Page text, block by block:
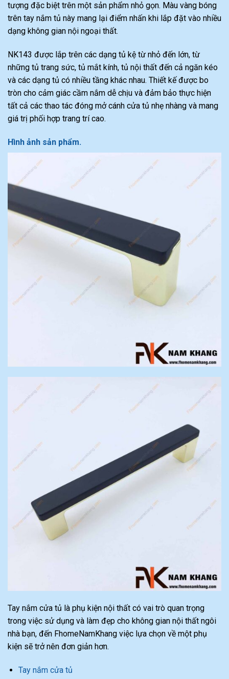
tượng đặc biệt trên một sản phẩm nhỏ gọn. Màu vàng bóng
trên tay nắm tủ này mang lại điểm nhấn khi lắp đặt vào nhiều
dạng không gian nội ngoại thất.
NK143 được lắp trên các dạng tủ kệ từ nhỏ đến lớn, từ
những tủ trang sức, tủ mắt kính, tủ nội thất đến cả ngăn kéo
và các dạng tủ có nhiều tầng khác nhau. Thiết kế được bo
tròn cho cảm giác cầm nắm dễ chịu và đảm bảo thực hiện
tất cả các thao tác đóng mở cánh cửa tủ nhẹ nhàng và mang
giá trị phối hợp trang trí cao.
Hình ảnh sản phẩm.
Tay nắm cửa tủ là phụ kiện nội thất có vai trò quan trọng
trong việc sử dụng và làm đẹp cho không gian nội thất ngôi
nhà bạn, đến FhomeNamKhang việc lựa chọn về một phụ
kiện sẽ trở nên đơn giản hơn.
Tay nắm cửa tủ